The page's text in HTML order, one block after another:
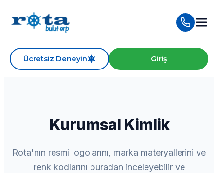
Ücretsiz Deneyin Giriş
Kurumsal Kimlik
Rota'nın resmi logolarını, marka materyallerini ve
renk kodlarını buradan inceleyebilir ve